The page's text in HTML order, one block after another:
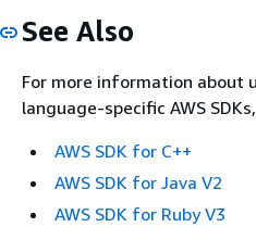
See Also
For more information about
language-specific AWS
AWS SDK for C++
AWS SDK for Java V2
AWS SDK for Ruby V3